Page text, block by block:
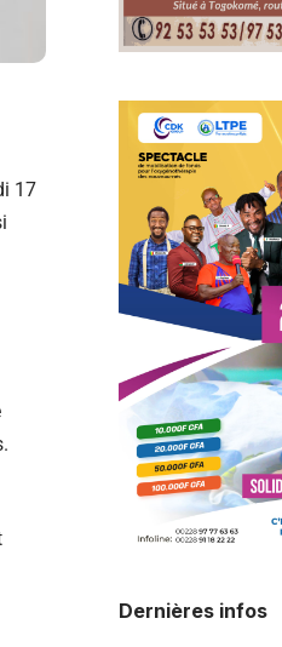
17
Dernières infos